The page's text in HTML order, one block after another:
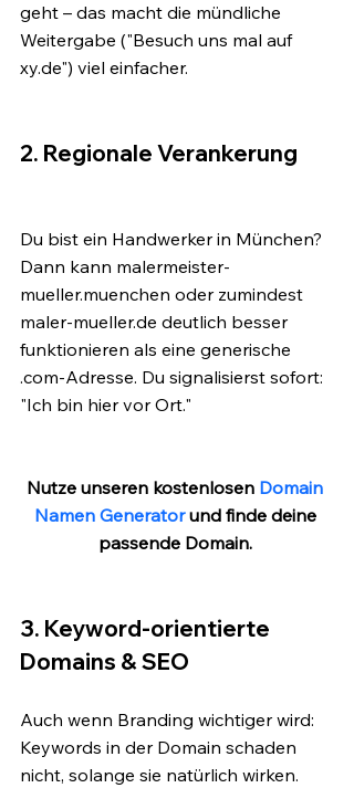
geht – das macht die mündliche
Weitergabe ("Besuch uns mal auf
xy.de") viel einfacher.
2. Regionale Verankerung
Du bist ein Handwerker in München?
Dann kann malermeister-
mueller.muenchen oder zumindest
maler-mueller.de deutlich besser
funktionieren als eine generische
.com-Adresse. Du signalisierst sofort:
"Ich bin hier vor Ort."
Nutze unseren kostenlosen Domain
Namen Generator und finde deine
passende Domain.
3. Keyword-orientierte
Domains & SEO
Auch wenn Branding wichtiger wird:
Keywords in der Domain schaden
nicht, solange sie natürlich wirken.